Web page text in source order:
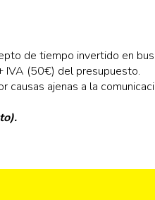
de tiempo invertido en
IVA (50€) del presupuesto.
causas ajenas a la